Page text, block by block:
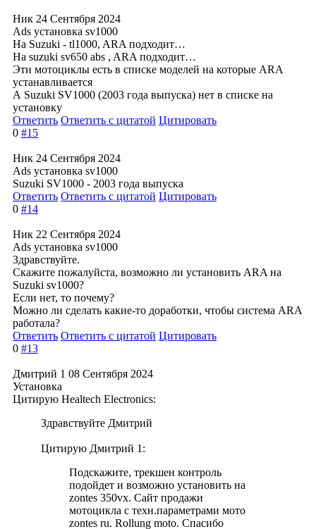
Ник 24 Сентября 2024
Ads установка sv1000
На Suzuki - tl1000, ARA подходит…
На suzuki sv650 abs , ARA подходит…
Эти мотоциклы есть в списке моделей на которые ARA
устанавливается
А Suzuki SV1000 (2003 года выпуска) нет в списке на
установку
Ответить Ответить с цитатой Цитировать
0 #15
Ник 24 Сентября 2024
Ads установка sv1000
Suzuki SV1000 - 2003 года выпуска
Ответить Ответить с цитатой Цитировать
0 #14
Ник 22 Сентября 2024
Ads установка sv1000
Здравствуйте.
Скажите пожалуйста, возможно ли установить ARA на
Suzuki sv1000?
Если нет, то почему?
Можно ли сделать какие-то доработки, чтобы система ARA
работала?
Ответить Ответить с цитатой Цитировать
0 #13
Дмитрий 1 08 Сентября 2024
Установка
Цитирую Healtech Electronics:
Здравствуйте Дмитрий
Цитирую Дмитрий 1:
Подскажите, трекшен контроль
подойдет и возможно установить на
zontes 350vx. Сайт продажи
мотоцикла с техн.параметрами мото
zontes ru. Rollung moto. Спасибо